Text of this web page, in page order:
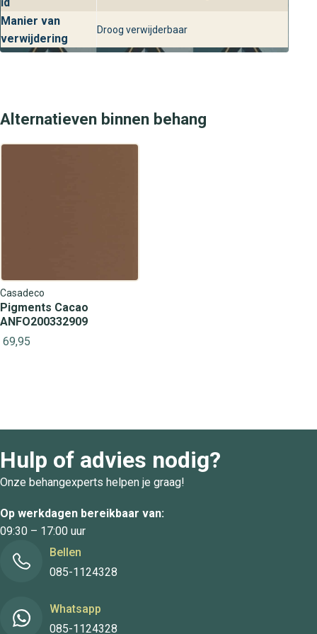
trends in interieur, stijlvol design en luxe afwerking.
Manier van
verwijdering
Droog verwijderbaar
Alternatieven binnen behang
Casadeco
Pigments Cacao
ANFO200332909
69,95
Hulp of advies nodig?
Onze behangexperts helpen je graag!
Op werkdagen bereikbaar van:
09:30 – 17:00 uur
Bellen
085-1124328
Whatsapp
085-1124328